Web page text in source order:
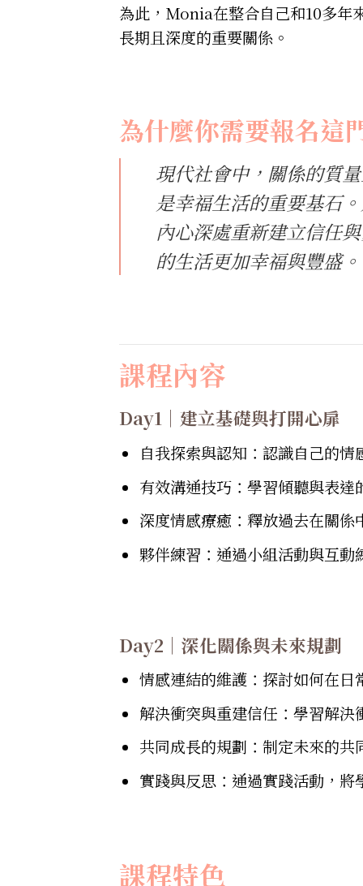
為此，Monia在整合自己和10多年
長期且深度的重要關係。
為什麼你需要報名這
現代社會中，關係的質
是幸福生活的重要基石
內心深處重新建立信任
的生活更加幸福與豐盛。
課程內容
Day1｜建立基礎與打開心扉
自我探索與認知：認識自己的
有效溝通技巧：學習傾聽與表
深度情感療癒：釋放過去在關
夥伴練習：通過小組活動與互
Day2｜深化關係與未來規劃
情感連結的維護：探討如何在
解決衝突與重建信任：學習解
共同成長的規劃：制定未來的
實踐與反思：通過實踐活動，
課程特色